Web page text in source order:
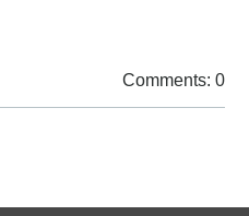
Comments: 0